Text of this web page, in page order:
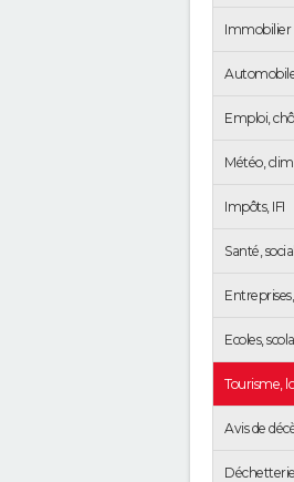
Immobilier
Emploi,
Météo,
Impôts, IFI
Santé, social
Ecoles,
Tourisme,
Avis de